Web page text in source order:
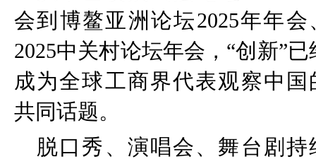
会到博鳌亚洲论坛2025年年会
2025中关村论坛年会， “创新”已
成为全球工商界代表观察中国
共同话题。
脱口秀、演唱会、舞台剧持